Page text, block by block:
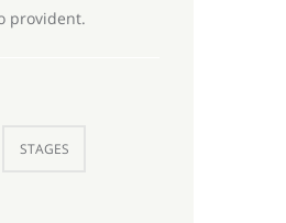
provident.
STAGES